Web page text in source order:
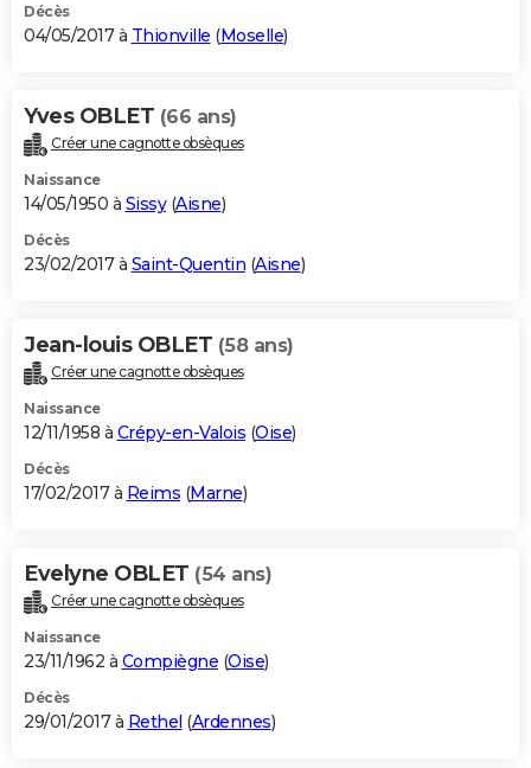
Décès
04/05/2017 à Thionville (Moselle)
Yves OBLET (66 ans)
Créer une cagnotte obsèques
Naissance
14/05/1950 à Sissy(Aisne)
Décès
23/02/2017 à Saint-Quentin (Aisne)
Jean-louis OBLET (58 ans)
Créer une cagnotte obsèques
Naissance
12/11/1958 à Crépy-en-Valois (Oise)
Décès
17/02/2017 à Reims (Marne)
Evelyne OBLET (54 ans)
Créer une cagnotte obsèques
Naissance
23/11/1962 à Compiègne (Oise)
Décès
29/01/2017 à Rethel (Ardennes)